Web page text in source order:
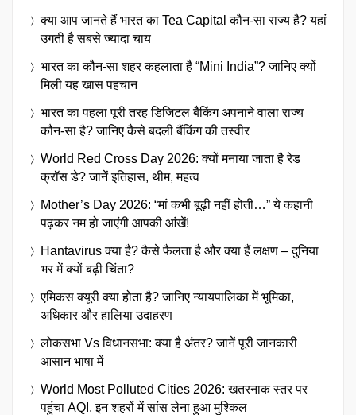
क्या आप जानते हैं भारत का Tea Capital कौन-सा राज्य है? यहां
उगती है सबसे ज्यादा चाय
भारत का कौन-सा शहर कहलाता है “Mini India”? जानिए क्यों
मिली यह खास पहचान
भारत का पहला पूरी तरह डिजिटल बैंकिंग अपनाने वाला राज्य
कौन-सा है? जानिए कैसे बदली बैंकिंग की तस्वीर
World Red Cross Day 2026: क्यों मनाया जाता है रेड
क्रॉस डे? जानें इतिहास, थीम, महत्व
Mother’s Day 2026: “मां कभी बूढ़ी नहीं होती…” ये कहानी
पढ़कर नम हो जाएंगी आपकी आंखें!
Hantavirus क्या है? कैसे फैलता है और क्या हैं लक्षण – दुनिया
भर में क्यों बढ़ी चिंता?
एमिकस क्यूरी क्या होता है? जानिए न्यायपालिका में भूमिका,
अधिकार और हालिया उदाहरण
लोकसभा Vs विधानसभा: क्या है अंतर? जानें पूरी जानकारी
आसान भाषा में
World Most Polluted Cities 2026: खतरनाक स्तर पर
पहुंचा AQI, इन शहरों में सांस लेना हुआ मुश्किल